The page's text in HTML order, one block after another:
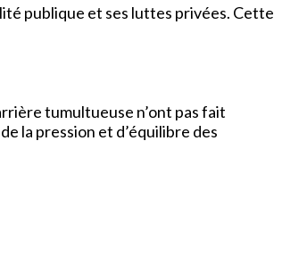
publique et ses luttes privées. Cette
tumultueuse n’ont pas fait
la pression et d’équilibre des